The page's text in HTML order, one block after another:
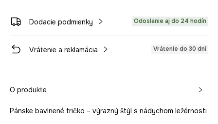
Dodacie podmienky Odoslanie aj do 24 hodín
Vrátenie a reklamácia Vrátenie do 30 dní
O produkte
Pánske bavlnené tričko – výrazný štýl s nádychom ležérnosti